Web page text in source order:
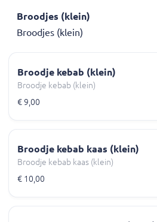
Broodjes (klein)
Broodjes (klein)
Broodje kebab (klein)
Broodje kebab (klein)
€ 9,00
Broodje kebab kaas (klein)
Broodje kebab kaas (klein)
€ 10,00